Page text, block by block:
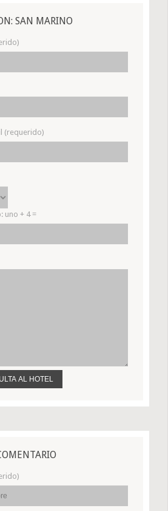
SAN MARINO
(requerido)
uno + 4 =